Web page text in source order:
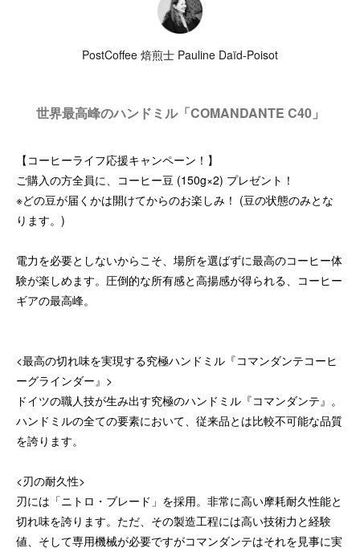
PostCoffee 焙煎士 Pauline Daïd-Poisot
世界最高峰のハンドミル「COMANDANTE C40」
【コーヒーライフ応援キャンペーン！】
ご購入の方全員に、コーヒー豆 (150g×2) プレゼント！
※どの豆が届くかは開けてからのお楽しみ！ (豆の状態のみとな
ります。)
電力を必要としないからこそ、場所を選ばずに最高のコーヒー体
験が楽しめます。圧倒的な所有感と高揚感が得られる、コーヒー
ギアの最高峰。
<最高の切れ味を実現する究極ハンドミル『コマンダンテコーヒ
ーグラインダー』>
ドイツの職人技が生み出す究極のハンドミル『コマンダンテ』。
ハンドミルの全ての要素において、従来品とは比較不可能な品質
を誇ります。
<刃の耐久性>
刃には「ニトロ・ブレード」を採用。非常に高い摩耗耐久性能と
切れ味を誇ります。ただ、その製造工程には高い技術力と経験
値、そして専用機械が必要ですがコマンダンテはそれを見事に実